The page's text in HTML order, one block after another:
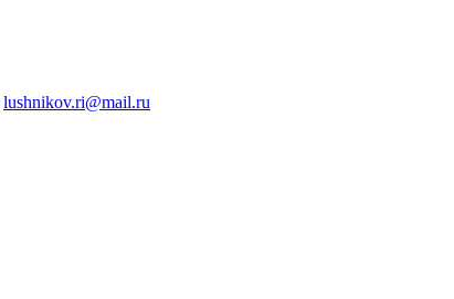
lushnikov.ri@mail.ru